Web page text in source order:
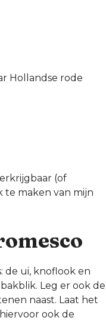
Hollandse rode
(of
te maken van mijn
de ui, knoflook en
Leg er ook de
naast. Laat het
ook de